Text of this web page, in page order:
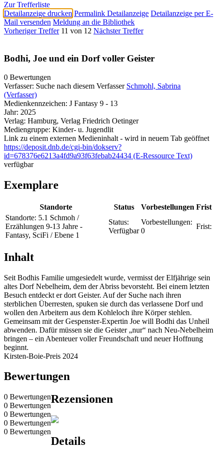
Zur Trefferliste
Detailanzeige drucken Permalink Detailanzeige Detailanzeige per E-
Mail versenden Meldung an die Bibliothek
Vorheriger Treffer 11 von 12 Nächster Treffer
Bodhi, Joe und ein Dorf voller Geister
0 Bewertungen
Verfasser: Suche nach diesem Verfasser Schmohl, Sabrina
(Verfasser)
Medienkennzeichen: J Fantasy 9 - 13
Jahr: 2025
Verlag: Hamburg, Verlag Friedrich Oetinger
Mediengruppe: Kinder- u. Jugendlit
Link zu einem externen Medieninhalt - wird in neuem Tab geöffnet
https://deposit.dnb.de/cgi-bin/dokserv?
id=678376e6213a4fd9a93f63febab24434 (E-Ressource Text)
verfügbar
Exemplare
Standorte Status Vorbestellungen Frist
Standorte: 5.1 Schmoh /
Erzählungen 9-13 Jahre -
Fantasy, SciFi / Ebene 1
Status:
Verfügbar
Vorbestellungen:
0
Frist:
Inhalt
Seit Bodhis Familie umgesiedelt wurde, vermisst der Elfjährige sein
altes Dorf Nebelheim, dem der Abriss bevorsteht. Bei einem letzten
Besuch entdeckt er dort Geister. Auf der Suche nach ihren
sterblichen Überresten, spuken sie durch das verlassene Dorf und
wollen den Arbeitern aus dem Kohleloch ihre Körper stehlen.
Gemeinsam mit der Gespenster-Expertin Joe will Bodhi das Unheil
abwenden. Dafür müssen sie die Geister „nur“ nach Neu-Nebelheim
bringen – ein Abenteuer voller Freundschaft und neuer Hoffnung
beginnt.
Kirsten-Boie-Preis 2024
Bewertungen
0 Bewertungen
0 Bewertungen
0 Bewertungen
0 Bewertungen
0 Bewertungen
Rezensionen
Details